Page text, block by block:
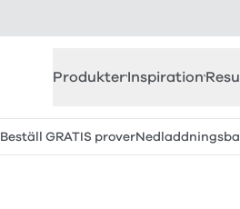
ProdukterInspiration
Beställ GRATIS prover